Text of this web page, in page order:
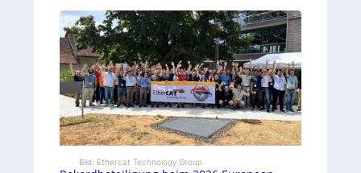
Bild: Ethercat Technology Group